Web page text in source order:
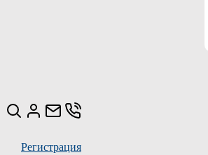
Регистрация